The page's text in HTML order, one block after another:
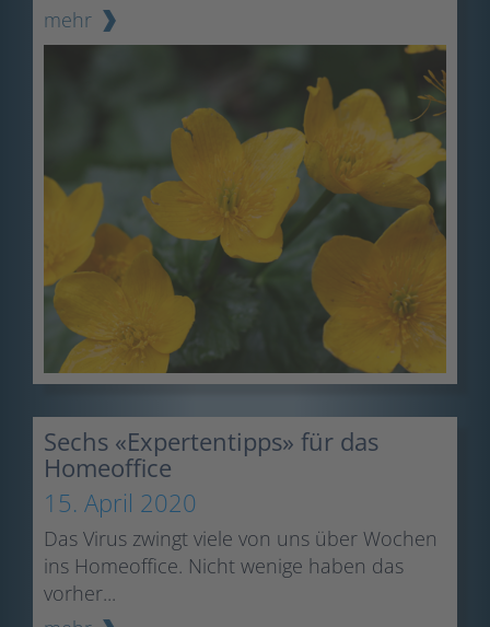
mehr
Sechs «Expertentipps» für das
Homeoffice
15. April 2020
Das Virus zwingt viele von uns über Wochen
ins Homeoffice. Nicht wenige haben das
vorher...